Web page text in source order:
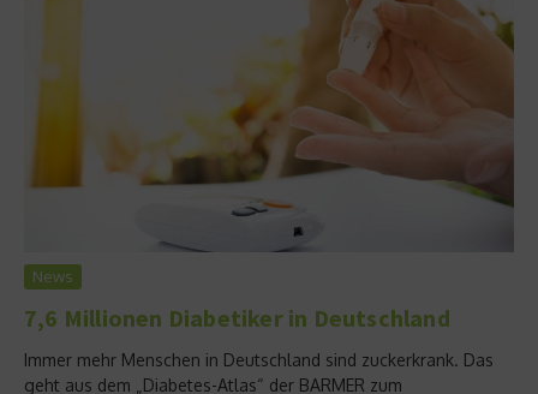
News
7,6 Millionen Diabetiker in Deutschland
Immer mehr Menschen in Deutschland sind zuckerkrank. Das
geht aus dem „Diabetes-Atlas“ der BARMER zum